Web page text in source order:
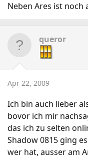
Neben Ares ist noch
queror
Apr 22, 2009
Ich bin auch lieber
bovor ich mir
das ich zu selten
Shadow 0815 ging
wer hat, ausser am